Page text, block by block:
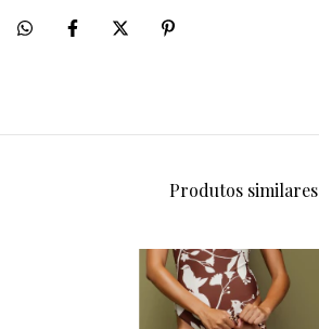
Produtos similares